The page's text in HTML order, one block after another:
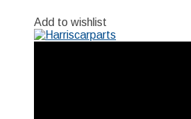
Add to wishlist